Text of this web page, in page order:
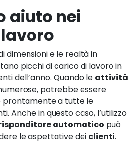
aiuto nei
dimensioni e le realtà in
picchi di carico di lavoro in
dell’anno. Quando le attività
potrebbe essere
prontamente a tutte le
Anche in questo caso, l’utilizzo
automatico può
le aspettative dei clienti.